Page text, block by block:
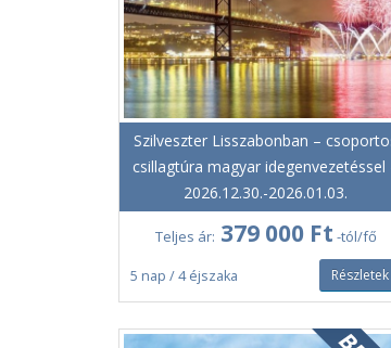
Szilveszter Lisszabonban –
csillagtúra magyar idegenvezetéssel
2026.12.30.-2026.01.03.
Teljes ár: 379 000 Ft -tól/fő
5 nap / 4 éjszaka Részletek